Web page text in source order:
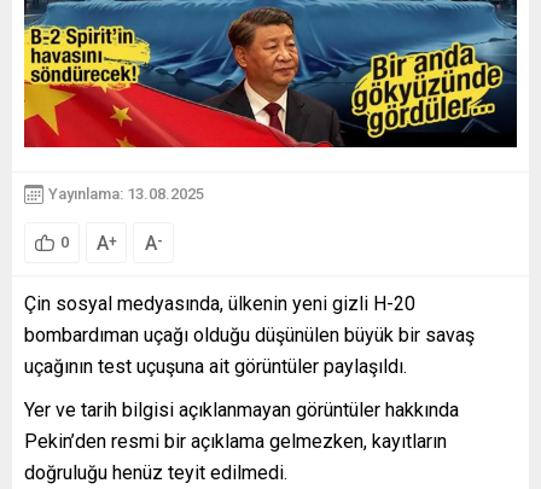
Yayınlama: 13.08.2025
0 A+ A-
Çin sosyal medyasında, ülkenin yeni gizli H-20
bombardıman uçağı olduğu düşünülen büyük bir savaş
uçağının test uçuşuna ait görüntüler paylaşıldı.
Yer ve tarih bilgisi açıklanmayan görüntüler hakkında
Pekin’den resmi bir açıklama gelmezken, kayıtların
doğruluğu henüz teyit edilmedi.